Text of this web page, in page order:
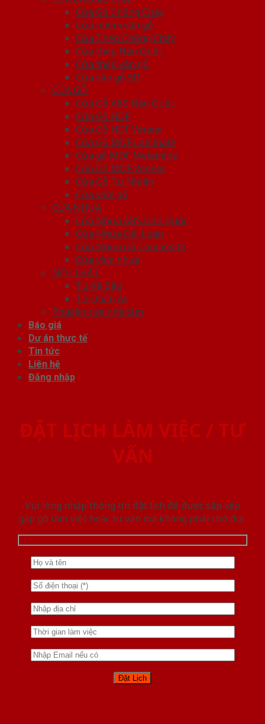
Cửa Gỗ Chống Cháy
Cửa nhôm vân gỗ
Cửa Thép Chống Cháy
Cửa thép Hàn Quốc
Cửa thép vân gỗ
Cửa vân gỗ 5D
CỬA GỖ
Cửa Gỗ ABS Hàn Quốc
Cửa Gỗ HDF
Cửa Gỗ HDF Veneer
Cửa Gỗ MDF Laminate
Cửa gỗ MDF Melamine
Cửa Gỗ MDF Veneer
Cửa Gỗ Tự Nhiên
Cửa vòm gỗ
CỬA NHỰA
Cửa Nhựa ABS Hàn Quốc
Cửa Nhựa Đài Loan
Cửa Nhựa Gỗ Composite
Cửa vòm nhựa
NỘI THẤT
Tủ Kệ Bếp
Tủ Quần Áo
Phụ kiện cửa nhà tắm
Báo giá
Dự án thực tế
Tin tức
Liên hệ
Đăng nhập
ĐẶT LỊCH LÀM VIỆC / TƯ
VẤN
Vui lòng nhập thông tin đặt lịch để được sắp xếp
gặp gỡ làm việc hoăc tư vấn mà không phải chờ đợi.